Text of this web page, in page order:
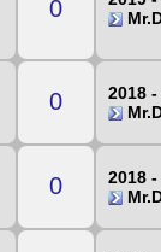
0
0
0